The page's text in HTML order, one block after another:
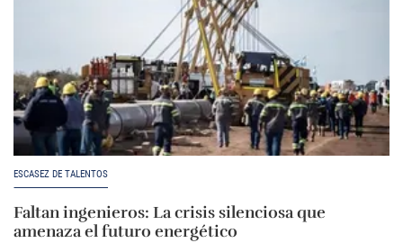
ESCASEZ DE TALENTOS
Faltan ingenieros: La crisis silenciosa que
amenaza el futuro energético